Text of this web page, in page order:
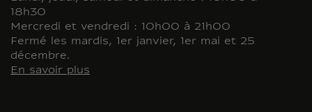
18h30
Mercredi et vendredi : 10h00 à 21h00
Fermé les mardis, 1er janvier, 1er mai et 25
décembre.
En savoir plus